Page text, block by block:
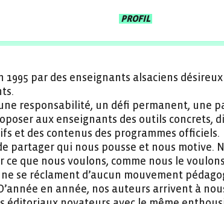
PROFIL
1995 par des enseignants alsaciens
responsabilité, un défi permanent, une
aux enseignants des outils
et des contenus des programmes officiels.
partager qui nous pousse et nous motive.
que nous voulons, comme nous le
se réclament d’aucun mouvement
en année, nos auteurs arrivent à